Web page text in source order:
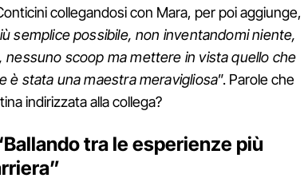
collegandosi con Mara, per poi aggiunge,
semplice possibile, non inventandomi niente,
nessuno scoop ma mettere in vista quello che
è stata una maestra meravigliosa”. Parole che
indirizzata alla collega?
tra le esperienze più